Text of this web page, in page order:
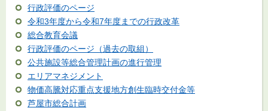
行政評価のページ
令和3年度から令和7年度までの行政改革
総合教育会議
行政評価のページ（過去の取組）
公共施設等総合管理計画の進行管理
エリアマネジメント
物価高騰対応重点支援地方創生臨時交付金等
芦屋市総合計画